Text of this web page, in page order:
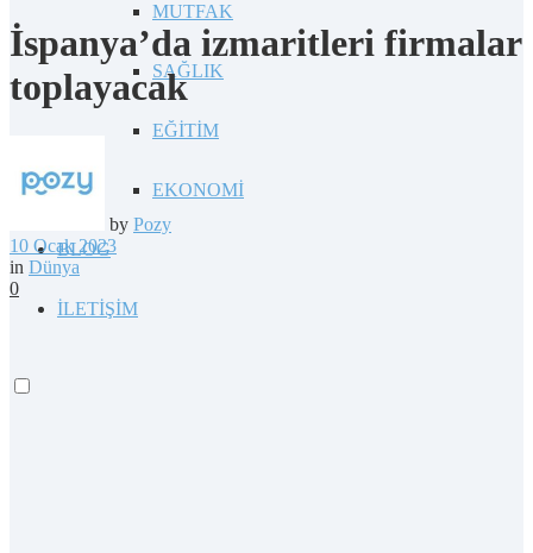
MUTFAK
SAĞLIK
EĞİTİM
EKONOMİ
BLOG
İLETİŞİM
İspanya’da izmaritleri firmalar
toplayacak
by Pozy
10 Ocak 2023
in Dünya
0